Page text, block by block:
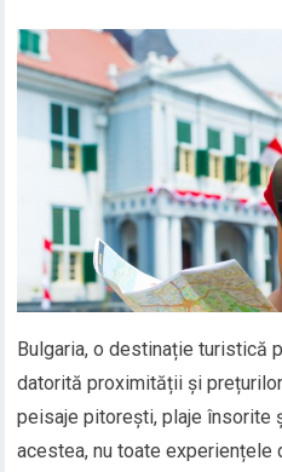
Bulgaria, o destinație turistică
datorită proximității și
peisaje pitorești, plaje însorite
acestea, nu toate experiențele